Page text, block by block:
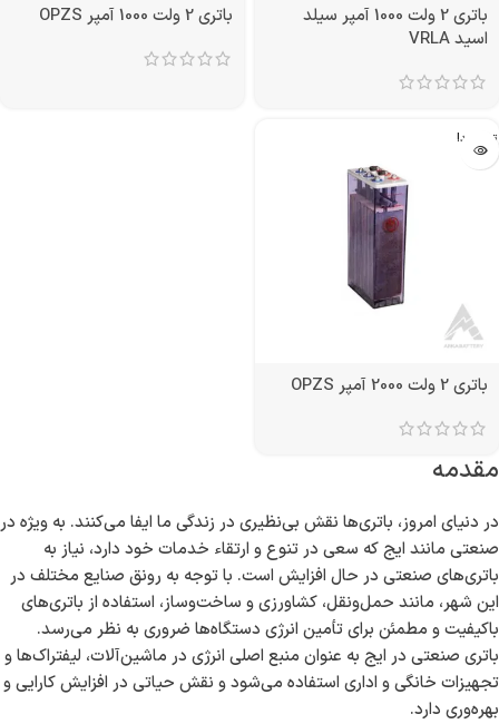
باتری 2 ولت 1000 آمپر سیلد
اسید VRLA
باتری 2 ولت 1000 آمپر OPZS
تمام شد!
باتری 2 ولت 2000 آمپر OPZS
مقدمه
در دنیای امروز، باتری‌ها نقش بی‌نظیری در زندگی ما ایفا می‌کنند. به ویژه در
صنعتی مانند ایج که سعی در تنوع و ارتقاء خدمات خود دارد، نیاز به
باتری‌های صنعتی در حال افزایش است. با توجه به رونق صنایع مختلف در
این شهر، مانند حمل‌ونقل، کشاورزی و ساخت‌و‌ساز، استفاده از باتری‌های
باکیفیت و مطمئن برای تأمین انرژی دستگاه‌ها ضروری به نظر می‌رسد.
باتری صنعتی در ایج به عنوان منبع اصلی انرژی در ماشین‌آلات، لیفتراک‌ها و
تجهیزات خانگی و اداری استفاده می‌شود و نقش حیاتی در افزایش کارایی و
بهره‌وری دارد.